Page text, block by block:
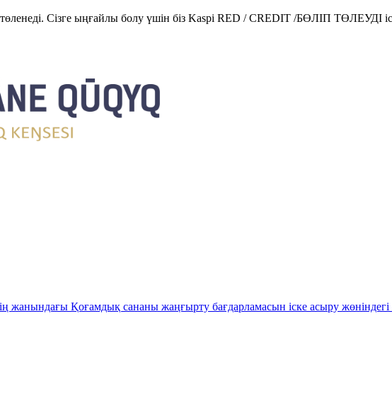
Сізге ыңғайлы болу үшін біз Kaspi RED / CREDIT /БӨЛІП ТӨЛЕУДІ
жанындағы Қоғамдық сананы жаңғырту бағдарламасын іске асыру